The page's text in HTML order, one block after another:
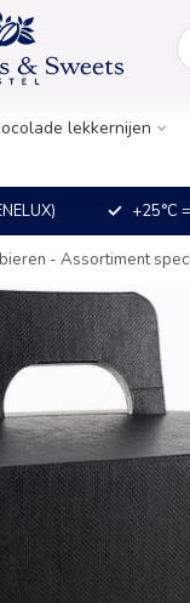
lekkernijen
+25°C
- Assortiment